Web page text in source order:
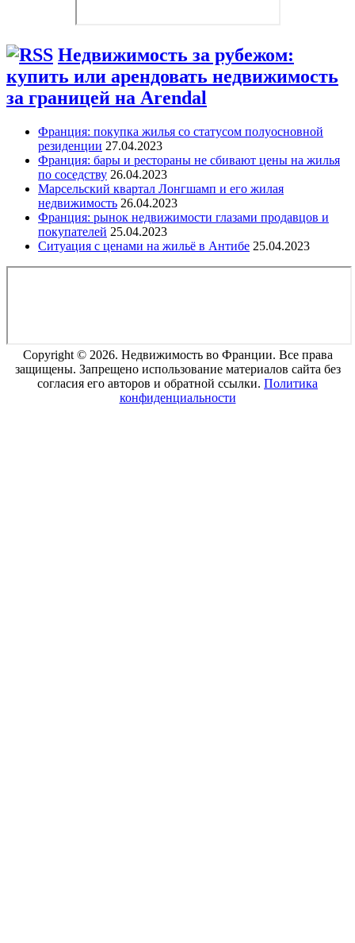
Недвижимость за рубежом:
купить или арендовать недвижимость
за границей на Arendal
Франция: покупка жилья со статусом полуосновной
резиденции 27.04.2023
Франция: бары и рестораны не сбивают цены на жилья
по соседству 26.04.2023
Марсельский квартал Лонгшамп и его жилая
недвижимость 26.04.2023
Франция: рынок недвижимости глазами продавцов и
покупателей 25.04.2023
Ситуация с ценами на жильё в Антибе 25.04.2023
Copyright © 2026. Недвижимость во Франции. Все права
защищены. Запрещено использование материалов сайта без
согласия его авторов и обратной ссылки. Политика
конфиденциальности